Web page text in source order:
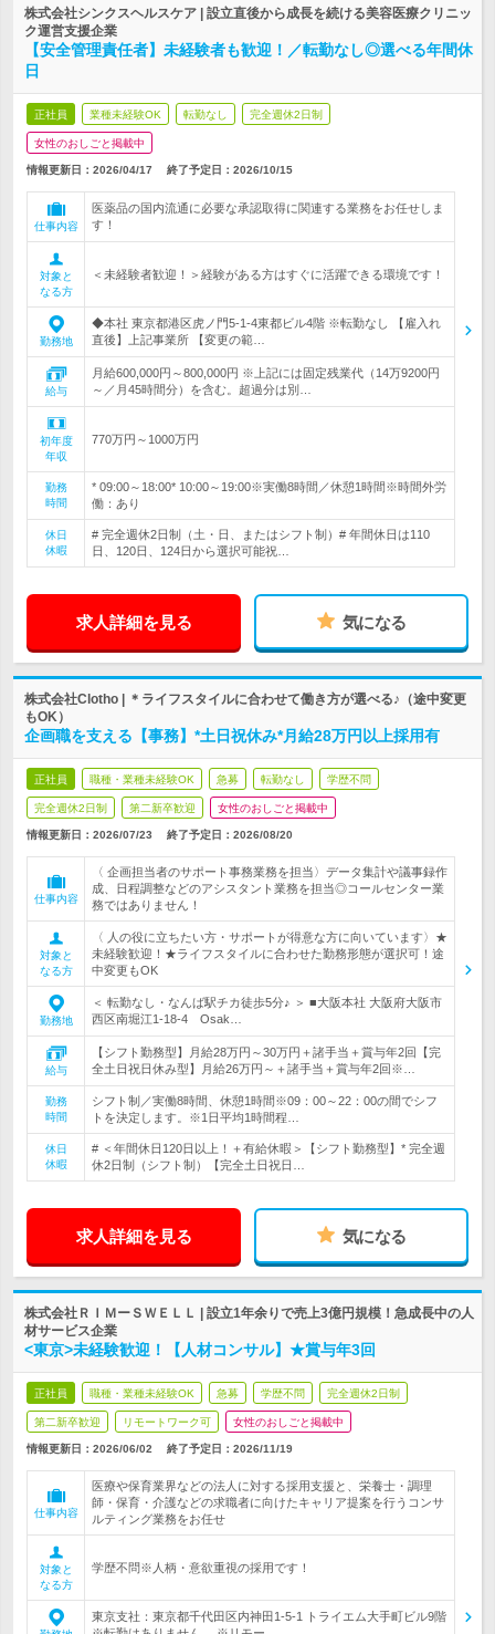
株式会社シンクスヘルスケア | 設立直後から成長を続ける美容医療クリニッ
ク運営支援企業
【安全管理責任者】未経験者も歓迎！／転勤なし◎選べる年間休
日
正社員 業種未経験OK 転勤なし 完全週休2日制
女性のおしごと掲載中
情報更新日：2026/04/17 終了予定日： 2026/10/15
仕事内容
医薬品の国内流通に必要な承認取得に関連する業務をお任せしま
す！
対象と
なる方
＜未経験者歓迎！＞経験がある方はすぐに活躍できる環境です！
勤務地
◆本社 東京都港区虎ノ門5-1-4東都ビル4階 ※転勤なし 【雇入れ
直後】上記事業所 【変更の範…
給与
月給600,000円～800,000円 ※上記には固定残業代（14万9200円
～／月45時間分）を含む。超過分は別…
初年度
年収
770万円～1000万円
勤務
時間
* 09:00～18:00* 10:00～19:00※実働8時間／休憩1時間※時間外労
働：あり
休日
休暇
# 完全週休2日制（土・日、またはシフト制）# 年間休日は110
日、120日、124日から選択可能祝…
求人詳細を見る 気になる
株式会社Clotho | ＊ライフスタイルに合わせて働き方が選べる♪（途中変更
もOK）
企画職を支える【事務】*土日祝休み*月給28万円以上採用有
正社員 職種・業種未経験OK 急募 転勤なし 学歴不問
完全週休2日制 第二新卒歓迎 女性のおしごと掲載中
情報更新日：2026/07/23 終了予定日： 2026/08/20
仕事内容
〈 企画担当者のサポート事務業務を担当〉データ集計や議事録作
成、日程調整などのアシスタント業務を担当◎コールセンター業
務ではありません！
対象と
なる方
〈 人の役に立ちたい方・サポートが得意な方に向いています〉★
未経験歓迎！★ライフスタイルに合わせた勤務形態が選択可！途
中変更もOK
勤務地
＜ 転勤なし・なんば駅チカ徒歩5分♪ ＞ ■大阪本社 大阪府大阪市
西区南堀江1-18-4 Osak…
給与
【シフト勤務型】月給28万円～30万円＋諸手当＋賞与年2回【完
全土日祝日休み型】月給26万円～＋諸手当＋賞与年2回※…
勤務
時間
シフト制／実働8時間、休憩1時間※09：00～22：00の間でシフ
トを決定します。※1日平均1時間程…
休日
休暇
# ＜年間休日120日以上！＋有給休暇＞【シフト勤務型】* 完全週
休2日制（シフト制）【完全土日祝日…
求人詳細を見る 気になる
株式会社ＲＩＭーＳＷＥＬＬ | 設立1年余りで売上3億円規模！急成長中の人
材サービス企業
<東京>未経験歓迎！【人材コンサル】★賞与年3回
正社員 職種・業種未経験OK 急募 学歴不問 完全週休2日制
第二新卒歓迎 リモートワーク可 女性のおしごと掲載中
情報更新日：2026/06/02 終了予定日： 2026/11/19
仕事内容
医療や保育業界などの法人に対する採用支援と、栄養士・調理
師・保育・介護などの求職者に向けたキャリア提案を行うコンサ
ルティング業務をお任せ
対象と
なる方
学歴不問※人柄・意欲重視の採用です！
東京支社：東京都千代田区内神田1-5-1 トライエム大手町ビル9階